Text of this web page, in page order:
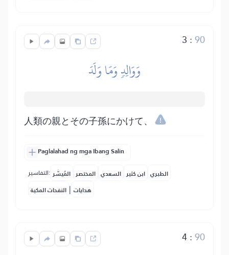
3 :90
وَوَالِدٖ وَمَا وَلَدَ
人類の親とその子孫にかけて、
Paglalahad ng mga Ibang Salin
التفاسير: المُيسَّر المختصر السعدي ابن كثير الطبري
النفحات المكية | هدايات
4:90